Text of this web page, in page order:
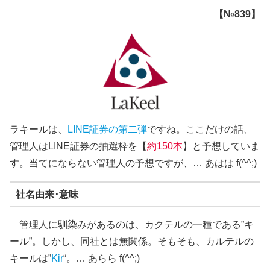
【№839】
ラキールは、 LINE証券の第二弾ですね。ここだけの話、
管理人はLINE証券の抽選枠を【約150本】と予想していま
す。当てにならない管理人の予想ですが、… あはは f(^^;)
社名由来･意味
管理人に馴染みがあるのは、カクテルの一種である”キ
ール”。しかし、同社とは無関係。そもそも、カルテルの
キールは”Kir“。… あらら f(^^;)